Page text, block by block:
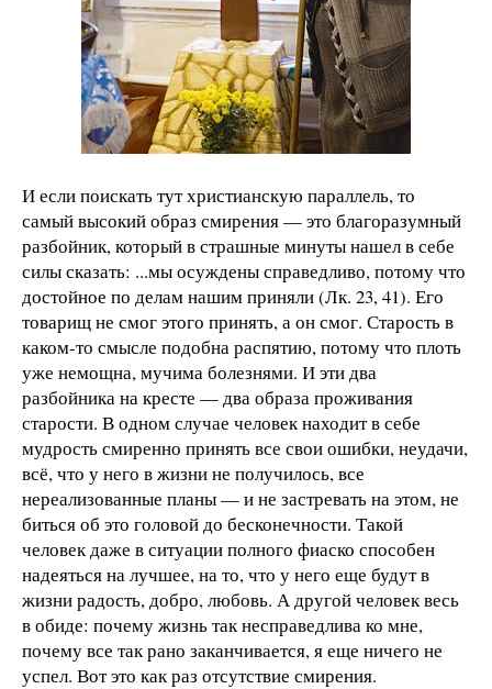
И если поискать тут христианскую параллель, то
самый высокий образ смирения — это благоразумный
разбойник, который в страшные минуты нашел в себе
силы сказать: ...мы осуждены справедливо, потому что
достойное по делам нашим приняли (Лк. 23, 41). Его
товарищ не смог этого принять, а он смог. Старость в
каком-то смысле подобна распятию, потому что плоть
уже немощна, мучима болезнями. И эти два
разбойника на кресте — два образа проживания
старости. В одном случае человек находит в себе
мудрость смиренно принять все свои ошибки, неудачи,
всё, что у него в жизни не получилось, все
нереализованные планы — и не застревать на этом, не
биться об это головой до бесконечности. Такой
человек даже в ситуации полного фиаско способен
надеяться на лучшее, на то, что у него еще будут в
жизни радость, добро, любовь. А другой человек весь
в обиде: почему жизнь так несправедлива ко мне,
почему все так рано заканчивается, я еще ничего не
успел. Вот это как раз отсутствие смирения.